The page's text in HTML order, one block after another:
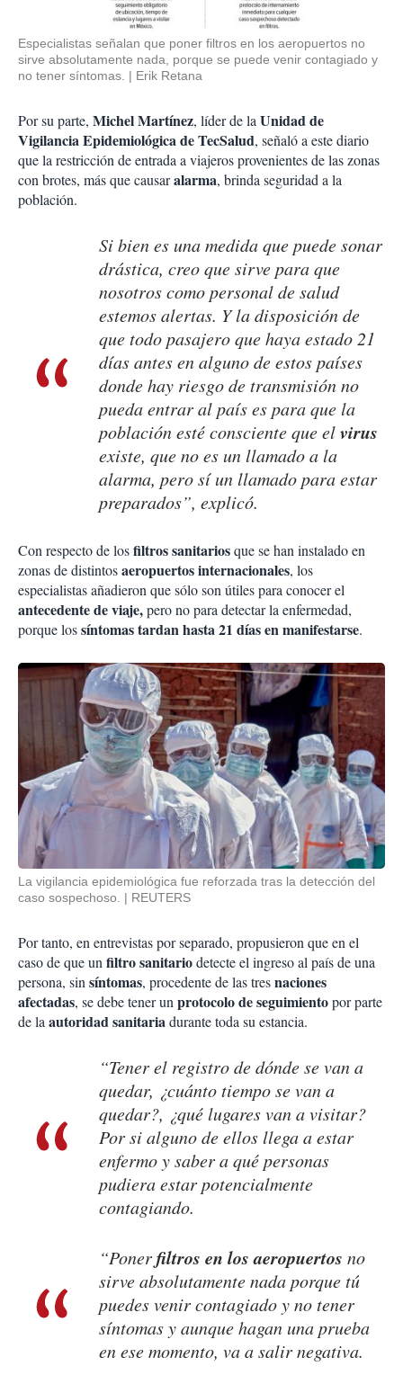
Especialistas señalan que poner filtros en los aeropuertos no
sirve absolutamente nada, porque se puede venir contagiado y
no tener síntomas.
Erik Retana
Por su parte, Michel Martínez, líder de la Unidad de
Vigilancia Epidemiológica de TecSalud, señaló a este diario
que la restricción de entrada a viajeros provenientes de las zonas
con brotes, más que causaralarma, brinda seguridad a la
población.
Si bien es una medida que puede sonar
drástica, creo que sirve para que
nosotros como personal de salud
estemos alertas. Y la disposición de
que todo pasajero que haya estado 21
días antes en alguno de estos países
donde hay riesgo de transmisión no
pueda entrar al país es para que la
población esté consciente que elvirus
existe, que no es un llamado a la
alarma, pero sí un llamado para estar
preparados”, explicó.
Con respecto de losfiltros sanitariosque se han instalado en
zonas de distintosaeropuertos internacionales, los
especialistas añadieron que sólo son útiles para conocer el
antecedente de viaje,pero no para detectar la enfermedad,
porque lossíntomas tardan hasta 21 días en manifestarse.
La vigilancia epidemiológica fue reforzada tras la detección del
caso sospechoso.
REUTERS
Por tanto, en entrevistas por separado, propusieron que en el
caso de que un filtro sanitariodetecte el ingreso al país de una
persona, sin síntomas, procedente de las tresnaciones
afectadas, se debe tener un protocolo de seguimientopor parte
de la autoridad sanitariadurante toda su estancia.
“Tener el registro de dónde se van a
quedar, ¿cuánto tiempo se van a
quedar?, ¿qué lugares van a visitar?
Por si alguno de ellos llega a estar
enfermo y saber a qué personas
pudiera estar potencialmente
contagiando.
“Ponerfiltros en los aeropuertos no
sirve absolutamente nada porque tú
puedes venir contagiado y no tener
síntomas y aunque hagan una prueba
en ese momento, va a salir negativa.